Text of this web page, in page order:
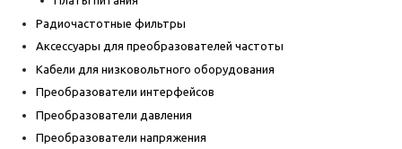
Радиочастотные фильтры
Аксессуары для преобразователей частоты
Кабели для низковольтного оборудования
Преобразователи интерфейсов
Преобразователи давления
Преобразователи напряжения